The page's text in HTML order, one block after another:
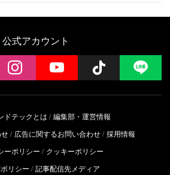
公式アカウント
instagramYouTube Follow
ドテックとは
編集部・運営情報
広告に関するお問い合わせ 採用情報
ーポリシー
クッキーポリシー
リシー
記事配信先メディア